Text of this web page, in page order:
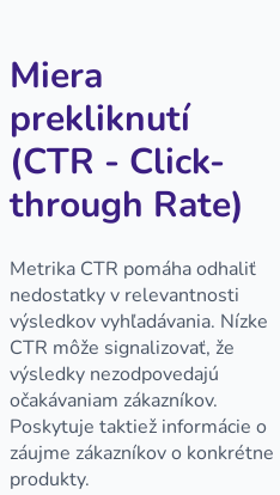
Miera
prekliknutí
(CTR - Click-
through Rate)
Metrika CTR pomáha odhaliť
nedostatky v relevantnosti
výsledkov vyhľadávania. Nízke
CTR môže signalizovať, že
výsledky nezodpovedajú
očakávaniam zákazníkov.
Poskytuje taktiež informácie o
záujme zákazníkov o konkrétne
produkty.